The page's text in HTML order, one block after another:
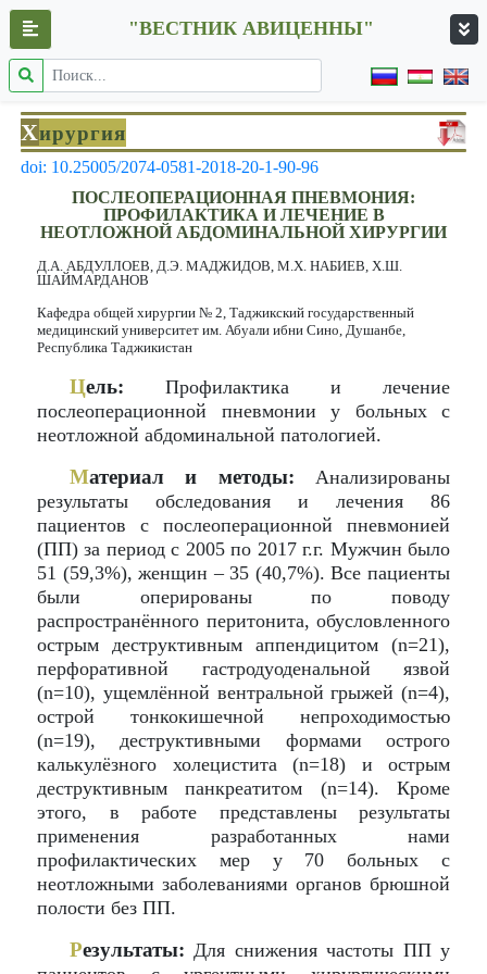
"ВЕСТНИК АВИЦЕННЫ"
Хирургия
doi: 10.25005/2074-0581-2018-20-1-90-96
ПОСЛЕОПЕРАЦИОННАЯ ПНЕВМОНИЯ:
ПРОФИЛАКТИКА И ЛЕЧЕНИЕ В
НЕОТЛОЖНОЙ АБДОМИНАЛЬНОЙ ХИРУРГИИ
Д.А. АБДУЛЛОЕВ, Д.Э. МАДЖИДОВ, М.Х. НАБИЕВ, Х.Ш.
ШАЙМАРДАНОВ
Кафедра общей хирургии № 2, Таджикский государственный
медицинский университет им. Абуали ибни Сино, Душанбе,
Республика Таджикистан
Цель: Профилактика и лечение
послеоперационной пневмонии у больных с
неотложной абдоминальной патологией.
Материал и методы: Анализированы
результаты обследования и лечения 86
пациентов с послеоперационной пневмонией
(ПП) за период с 2005 по 2017 г.г. Мужчин было
51 (59,3%), женщин – 35 (40,7%). Все пациенты
были оперированы по поводу
распространённого перитонита, обусловленного
острым деструктивным аппендицитом (n=21),
перфоративной гастродуоденальной язвой
(n=10), ущемлённой вентральной грыжей (n=4),
острой тонкокишечной непроходимостью
(n=19), деструктивными формами острого
калькулёзного холецистита (n=18) и острым
деструктивным панкреатитом (n=14). Кроме
этого, в работе представлены результаты
применения разработанных нами
профилактических мер у 70 больных с
неотложными заболеваниями органов брюшной
полости без ПП.
Результаты: Для снижения частоты ПП у